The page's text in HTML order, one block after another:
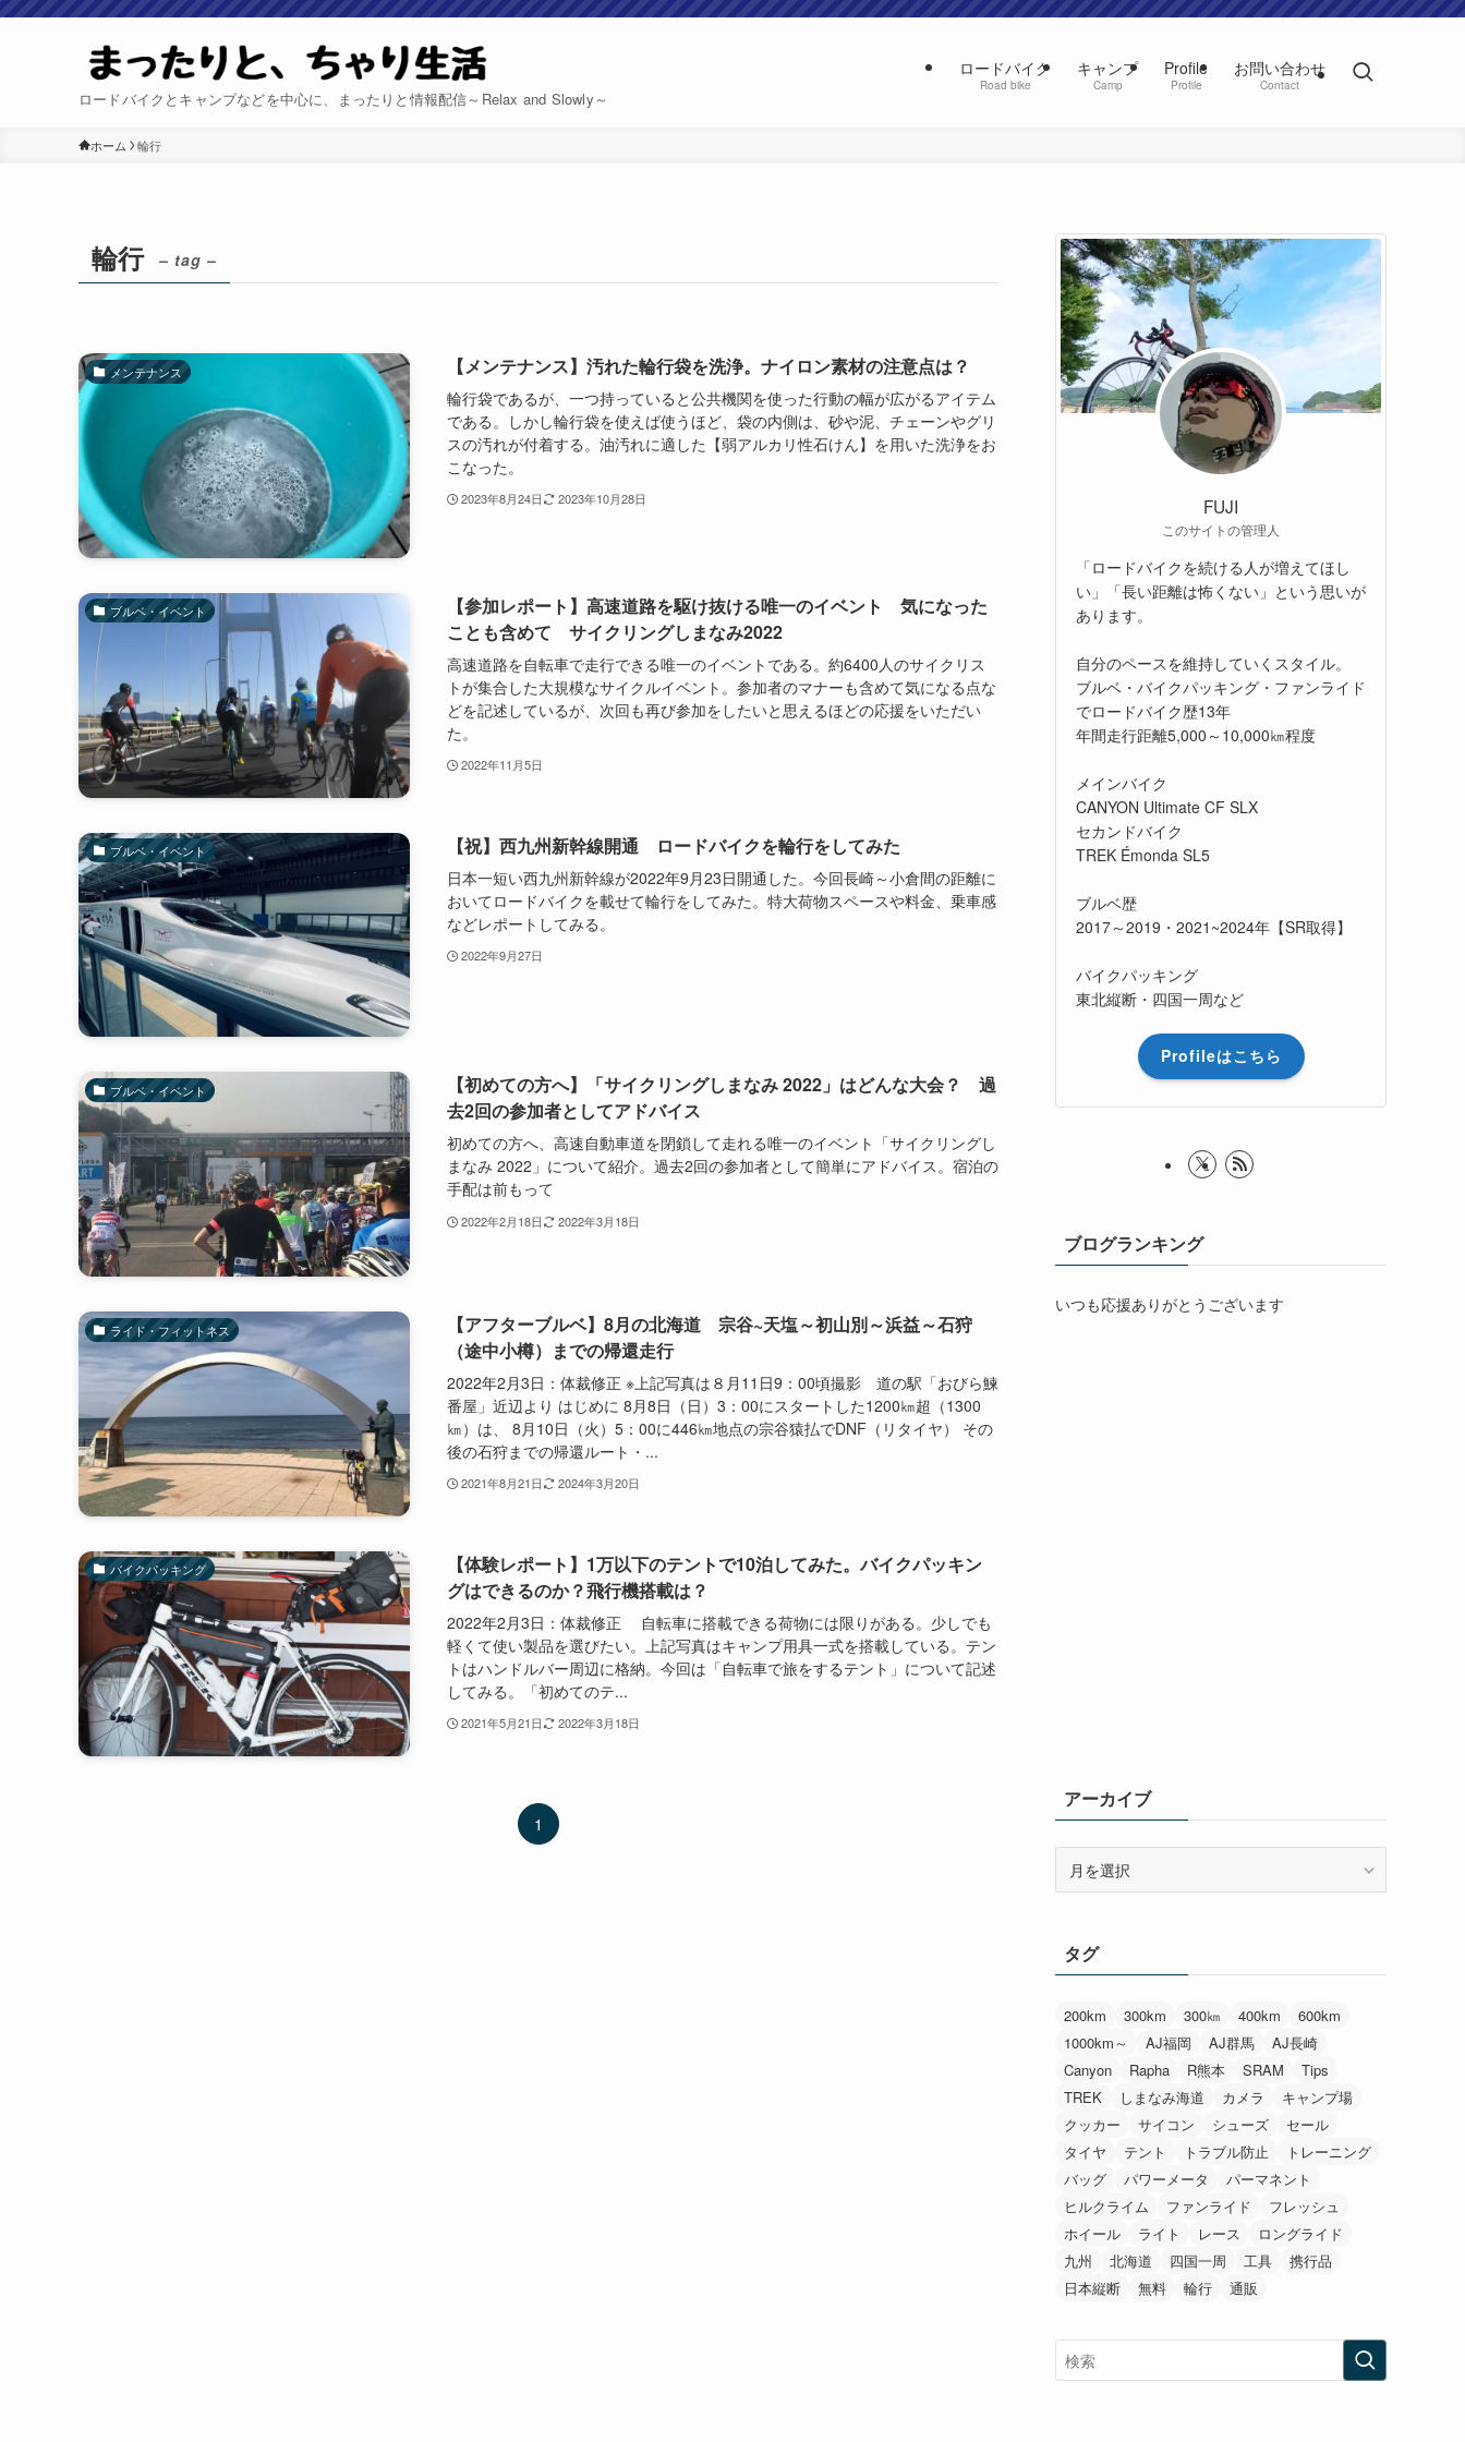
ロードバイクとキャンプなどを中心に、まったりと情報配信～Relax and Slowly～
ロードバイク
Road bike
キャンプ
Camp
Profile
Profile
お問い合わせ
Contact
ホーム 輪行
輪行 – tag –
メンテナンス 【メンテナンス】汚れた輪行袋を洗浄。ナイロン素材の注意点は？
輪行袋であるが、一つ持っていると公共機関を使った行動の幅が広がるアイテム
である。しかし輪行袋を使えば使うほど、袋の内側は、砂や泥、チェーンやグリ
スの汚れが付着する。油汚れに適した【弱アルカリ性石けん】を用いた洗浄をお
こなった。
2023年8月24日 2023年10月28日
ブルベ・イベント
【参加レポート】高速道路を駆け抜ける唯一のイベント 気になった
ことも含めて サイクリングしまなみ2022
高速道路を自転車で走行できる唯一のイベントである。約6400人のサイクリス
トが集合した大規模なサイクルイベント。参加者のマナーも含めて気になる点な
どを記述しているが、次回も再び参加をしたいと思えるほどの応援をいただい
た。
2022年11月5日
ブルベ・イベント 【祝】西九州新幹線開通 ロードバイクを輪行をしてみた
日本一短い西九州新幹線が2022年9月23日開通した。今回長崎～小倉間の距離に
おいてロードバイクを載せて輪行をしてみた。特大荷物スペースや料金、乗車感
などレポートしてみる。
2022年9月27日
ブルベ・イベント
【初めての方へ】「サイクリングしまなみ 2022」はどんな大会？ 過
去2回の参加者としてアドバイス
初めての方へ、高速自動車道を閉鎖して走れる唯一のイベント「サイクリングし
まなみ 2022」について紹介。過去2回の参加者として簡単にアドバイス。宿泊の
手配は前もって
2022年2月18日 2022年3月18日
ライド・フィットネス
【アフターブルベ】8月の北海道 宗谷~天塩～初山別～浜益～石狩
（途中小樽）までの帰還走行
2022年2月3日：体裁修正 ※上記写真は８月11日9：00頃撮影 道の駅「おびら鰊
番屋」近辺より はじめに 8月8日（日）3：00にスタートした1200㎞超（1300
㎞）は、 8月10日（火）5：00に446㎞地点の宗谷猿払でDNF（リタイヤ） その
後の石狩までの帰還ルート・...
2021年8月21日 2024年3月20日
バイクパッキング
【体験レポート】1万以下のテントで10泊してみた。バイクパッキン
グはできるのか？飛行機搭載は？
2022年2月3日：体裁修正 自転車に搭載できる荷物には限りがある。少しでも
軽くて使い製品を選びたい。上記写真はキャンプ用具一式を搭載している。テン
トはハンドルバー周辺に格納。今回は「自転車で旅をするテント」について記述
してみる。「初めてのテ...
2021年5月21日 2022年3月18日
1
FUJI
このサイトの管理人
「ロードバイクを続ける人が増えてほし
い」「長い距離は怖くない」という思いが
あります。
自分のペースを維持していくスタイル。
ブルベ・バイクパッキング・ファンライド
でロードバイク歴13年
年間走行距離5,000～10,000㎞程度
メインバイク
CANYON Ultimate CF SLX
セカンドバイク
TREK Émonda SL5
ブルベ歴
2017～2019・2021~2024年【SR取得】
バイクパッキング
東北縦断・四国一周など
Profileはこちら
ブログランキング
いつも応援ありがとうございます
アーカイブ
ブタグ
200km 300km 300㎞ 400km
600km
1000km～
AJ福岡 AJ群馬
AJ長崎
Canyon
Rapha R熊本 SRAM
Tips
TREK
しまなみ海道 カメラ
キャンプ場
クッカー
サイコン シューズ
セール
タイヤ
テント トラブル防止
トレーニング
バッグ
パワーメータ
パーマネント
ヒルクライム
ファンライド
フレッシュ
ホイール
ライト レース
ロングライド
九州
北海道 四国一周 工具
携行品
日本縦断
無料 輪行 通販